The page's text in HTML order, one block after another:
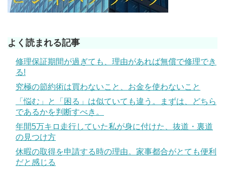
よく読まれる記事
修理保証期間が過ぎても、理由があれば無償で修理でき
る!
究極の節約術は買わないこと、お金を使わないこと
「悩む」と「困る」は似ていても違う。まずは、どちら
であるかを判断すべき。
年間5万キロ走行していた私が身に付けた、抜道・裏道
の見つけ方
休暇の取得を申請する時の理由。家事都合がとても便利
だと感じる